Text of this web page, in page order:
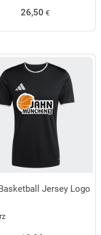
26,50 €
Jersey Logo